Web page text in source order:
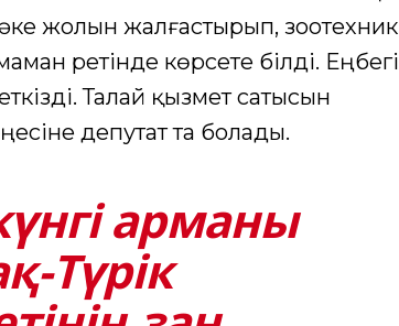
жолын жалғастырып, зоотехник
ретінде көрсете білді. Еңбегі
Талай қызмет сатысын
депутат та болады.
арманы
Түрік